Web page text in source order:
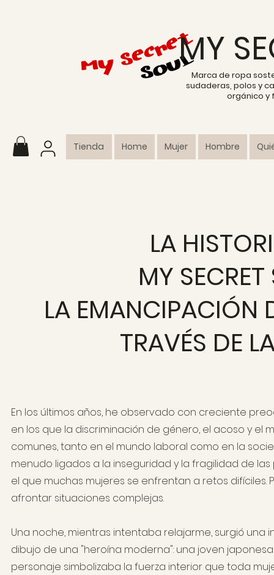
MY
Marca de ropa
sudaderas, polos y
orgánico y
Tienda Home Mujer Hombre
LA
MY SECRET
LA EMANCIPACIÓN
TRAVÉS DE
En los últimos años, he observado con creciente
en los que la discriminación de género, el acoso y el
comunes, tanto en el mundo laboral como en la
menudo ligados a la inseguridad y la fragilidad de
el que muchas mujeres se enfrentan a retos difíciles.
afrontar situaciones complejas.
Una noche, mientras intentaba relajarme, surgió una
dibujo de una "heroína moderna": una joven
personaje simbolizaba la fuerza interior que toda